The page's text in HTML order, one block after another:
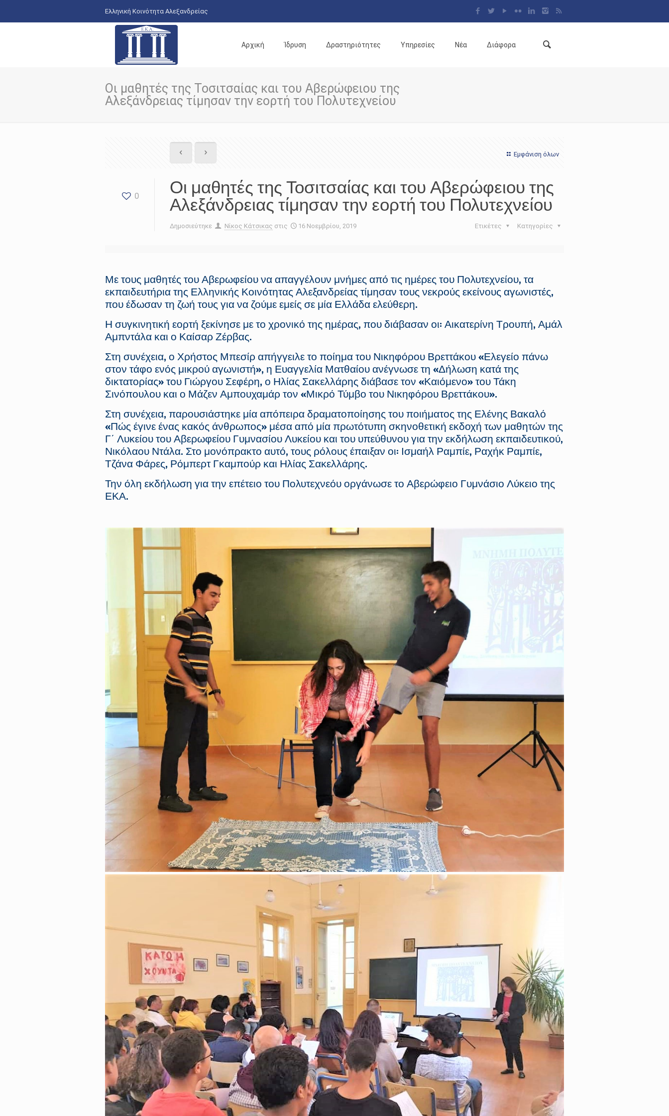
Ελληνική Κοινότητα Αλεξανδρείας
Αρχική Ίδρυση Δραστηριότητες Υπηρεσίες Νέα Διάφορα
Οι μαθητές της Τοσιτσαίας και του Αβερώφειου της
Αλεξάνδρειας τίμησαν την εορτή του Πολυτεχνείου
Εμφάνιση όλων
0
Οι μαθητές της Τοσιτσαίας και του Αβερώφειου της
Αλεξάνδρειας τίμησαν την εορτή του Πολυτεχνείου
Δημοσιεύτηκε Νίκος Κάτσικας στις 16 Νοεμβρίου, 2019 Κατηγορίες
Ετικέτες
Με τους μαθητές του Αβερωφείου να απαγγέλουν μνήμες από τις ημέρες του Πολυτεχνείου, τα
εκπαιδευτήρια της Ελληνικής Κοινότητας Αλεξανδρείας τίμησαν τους νεκρούς εκείνους αγωνιστές,
που έδωσαν τη ζωή τους για να ζούμε εμείς σε μία Ελλάδα ελεύθερη.
Η συγκινητική εορτή ξεκίνησε με το χρονικό της ημέρας, που διάβασαν οι: Αικατερίνη Τρουπή, Αμάλ
Αμπντάλα και ο Καίσαρ Ζέρβας.
Στη συνέχεια, ο Χρήστος Μπεσίρ απήγγειλε το ποίημα του Νικηφόρου Βρεττάκου «Ελεγείο πάνω
στον τάφο ενός μικρού αγωνιστή», η Ευαγγελία Ματθαίου ανέγνωσε τη «Δήλωση κατά της
δικτατορίας» του Γιώργου Σεφέρη, ο Ηλίας Σακελλάρης διάβασε τον «Καιόμενο» του Τάκη
Σινόπουλου και ο Μάζεν Αμπουχαμάρ τον «Μικρό Τύμβο του Νικηφόρου Βρεττάκου».
Στη συνέχεια, παρουσιάστηκε μία απόπειρα δραματοποίησης του ποιήματος της Ελένης Βακαλό
«Πώς έγινε ένας κακός άνθρωπος» μέσα από μία πρωτότυπη σκηνοθετική εκδοχή των μαθητών της
Γ΄ Λυκείου του Αβερωφείου Γυμνασίου Λυκείου και του υπεύθυνου για την εκδήλωση εκπαιδευτικού,
Νικόλαου Ντάλα. Στο μονόπρακτο αυτό, τους ρόλους έπαιξαν οι: Ισμαήλ Ραμπίε, Ραχήκ Ραμπίε,
Τζάνα Φάρες, Ρόμπερτ Γκαμπούρ και Ηλίας Σακελλάρης.
Την όλη εκδήλωση για την επέτειο του Πολυτεχνεόυ οργάνωσε το Αβερώφειο Γυμνάσιο Λύκειο της
ΕΚΑ.